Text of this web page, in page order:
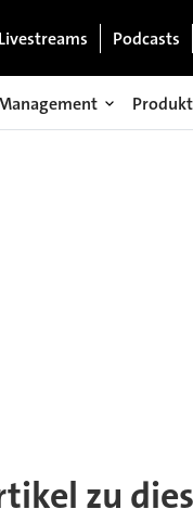
Livestreams Podcasts
zu